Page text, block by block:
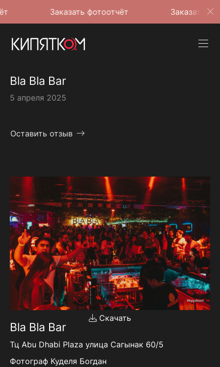
Заказать фотоотчёт Заказать фотоотчёт
Bla Bla Bar
5 апреля 2025
Оставить отзыв
Скачать
Bla Bla Bar
Тц Abu Dhabi Plaza улица Сагынак 60/5
Фотограф Куделя Богдан